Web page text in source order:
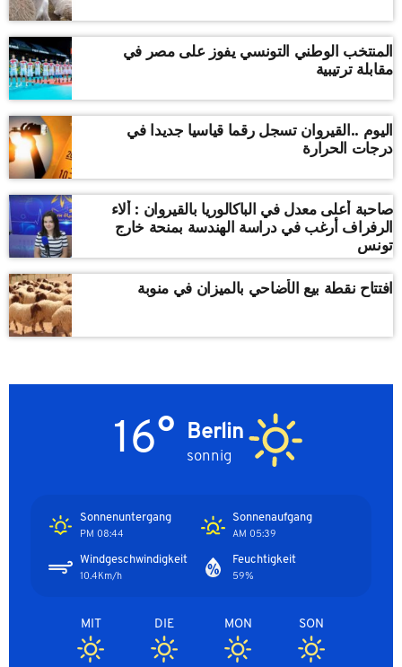
المنتخب الوطني التونسي يفوز على مصر في
مقابلة ترتيبية
اليوم ..القيروان تسجل رقما قياسيا جديدا في
درجات الحرارة
صاحبة أعلى معدل في الباكالوريا بالقيروان : ألاء
الرفراف أرغب في دراسة الهندسة بمنحة خارج
تونس
افتتاح نقطة بيع الأضاحي بالميزان في منوبة
Berlin
sonnig
16°
Sonnenaufgang
05:39 AM
Sonnenuntergang
08:44 PM
Feuchtigkeit
59%
Windgeschwindigkeit
10.4Km/h
SON
MON
DIE
MIT